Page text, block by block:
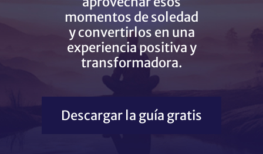
momentos de soledad
y convertirlos en una
experiencia positiva y
transformadora.
Descargar la guía gratis